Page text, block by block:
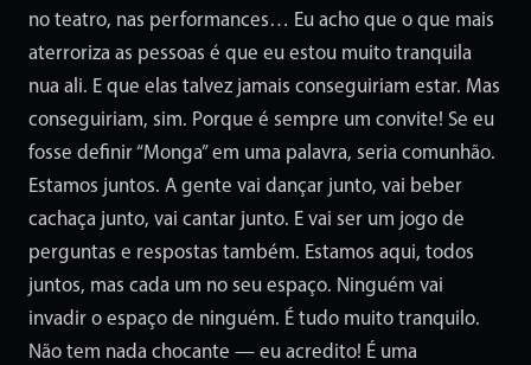
no teatro, nas performances… Eu acho que o que mais
aterroriza as pessoas é que eu estou muito tranquila
nua ali. E que elas talvez jamais conseguiriam estar. Mas
conseguiriam, sim. Porque é sempre um convite! Se eu
fosse definir “Monga” em uma palavra, seria comunhão.
Estamos juntos. A gente vai dançar junto, vai beber
cachaça junto, vai cantar junto. E vai ser um jogo de
perguntas e respostas também. Estamos aqui, todos
juntos, mas cada um no seu espaço. Ninguém vai
invadir o espaço de ninguém. É tudo muito tranquilo.
Não tem nada chocante — eu acredito! É uma